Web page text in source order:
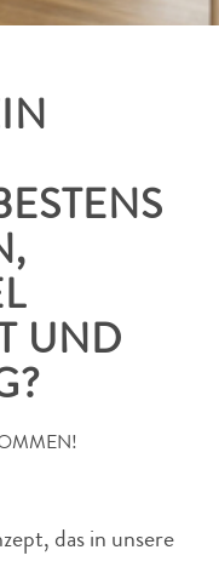
2 3
UND
das in unsere